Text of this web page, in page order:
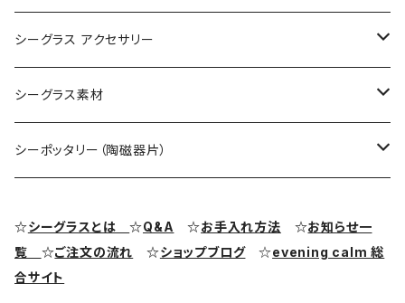
コレクション用シーグラス
シーグラス オブジェ・置物
シーグラス アクセサリー
シーグラス ネックレス
シーグラス ペンダントヘッド（トップ）
シーグラス リング・指輪
シーグラス素材
アクセサリー用シーグラス
シーポッタリー（陶磁器片）
☆シーグラスとは☆Q&A ☆お手入れ方法 ☆お知らせ一
覧 ☆ご注文の流れ ☆ショップブログ ☆evening calm 総
合サイト